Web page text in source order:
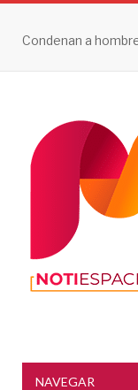
NAVEGAR